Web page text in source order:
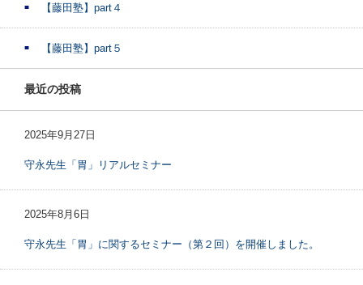
【藤田塾】part４
【藤田塾】part５
最近の投稿
2025年9月27日
守永先生「胃」リアルセミナー
2025年8月6日
守永先生「胃」に関するセミナー（第２回）を開催しました。